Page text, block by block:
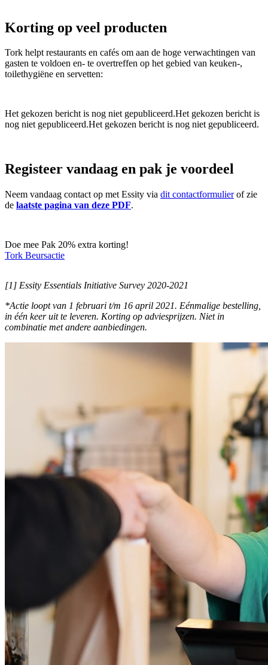
Korting op veel producten
Tork helpt restaurants en cafés om aan de hoge verwachtingen van
gasten te voldoen en- te overtreffen op het gebied van keuken-,
toilethygiëne en servetten:
Het gekozen bericht is nog niet gepubliceerd.Het gekozen bericht is
nog niet gepubliceerd.Het gekozen bericht is nog niet gepubliceerd.
Registeer vandaag en pak je voordeel
Neem vandaag contact op met Essity via dit contactformulierof zie
de laatste pagina van deze PDF.
Doe mee Pak 20% extra korting!
Tork Beursactie
[1] Essity Essentials Initiative Survey 2020-2021
*Actie loopt van 1 februari t/m 16 april 2021. Eénmalige bestelling,
in één keer uit te leveren. Korting op adviesprijzen. Niet in
combinatie met andere aanbiedingen.